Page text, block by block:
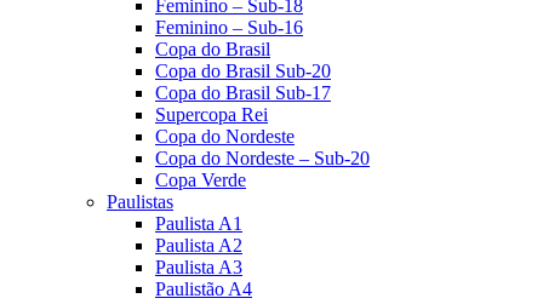
Feminino – Sub-18
Feminino – Sub-16
Copa do Brasil
Copa do Brasil Sub-20
Copa do Brasil Sub-17
Supercopa Rei
Copa do Nordeste
Copa do Nordeste – Sub-20
Copa Verde
Paulistas
Paulista A1
Paulista A2
Paulista A3
Paulistão A4